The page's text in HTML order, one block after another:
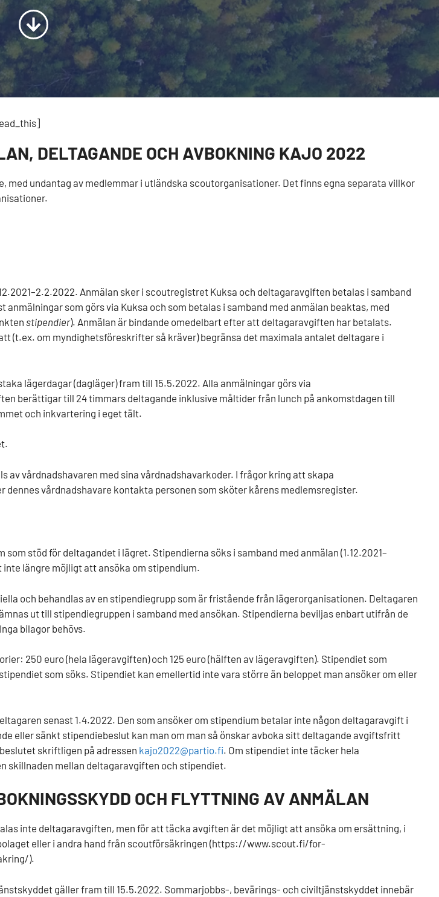
DELTAGANDE OCH AVBOKNING KAJO 2022
med undantag av medlemmar i utländska scoutorganisationer. Det finns egna separata villkor
Anmälan sker i scoutregistret Kuksa och deltagaravgiften betalas i samband
anmälningar som görs via Kuksa och som betalas i samband med anmälan beaktas, med
stipendier). Anmälan är bindande omedelbart efter att deltagaravgiften har betalats.
(t.ex. om myndighetsföreskrifter så kräver) begränsa det maximala antalet deltagare i
lägerdagar (dagläger) fram till 15.5.2022. Alla anmälningar görs via
berättigar till 24 timmars deltagande inklusive måltider från lunch på ankomstdagen till
och inkvartering i eget tält.
av vårdnadshavaren med sina vårdnadshavarkoder. I frågor kring att skapa
dennes vårdnadshavare kontakta personen som sköter kårens medlemsregister.
stöd för deltagandet i lägret. Stipendierna söks i samband med anmälan (1.12.2021–
längre möjligt att ansöka om stipendium.
och behandlas av en stipendiegrupp som är fristående från lägerorganisationen. Deltagaren
ut till stipendiegruppen i samband med ansökan. Stipendierna beviljas enbart utifrån de
bilagor behövs.
250 euro (hela lägeravgiften) och 125 euro (hälften av lägeravgiften). Stipendiet som
som söks. Stipendiet kan emellertid inte vara större än beloppet man ansöker om eller
senast 1.4.2022. Den som ansöker om stipendium betalar inte någon deltagaravgift i
eller sänkt stipendiebeslut kan man om man så önskar avboka sitt deltagande avgiftsfritt
skriftligen på adressen kajo2022@partio.fi. Om stipendiet inte täcker hela
skillnaden mellan deltagaravgiften och stipendiet.
OCH FLYTTNING AV ANMÄLAN
inte deltagaravgiften, men för att täcka avgiften är det möjligt att ansöka om ersättning, i
eller i andra hand från scoutförsäkringen (https://www.scout.fi/for-
).
gäller fram till 15.5.2022. Sommarjobbs-, bevärings- och civiltjänstskyddet innebär